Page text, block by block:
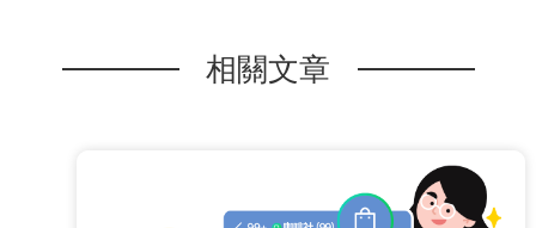
相關文章